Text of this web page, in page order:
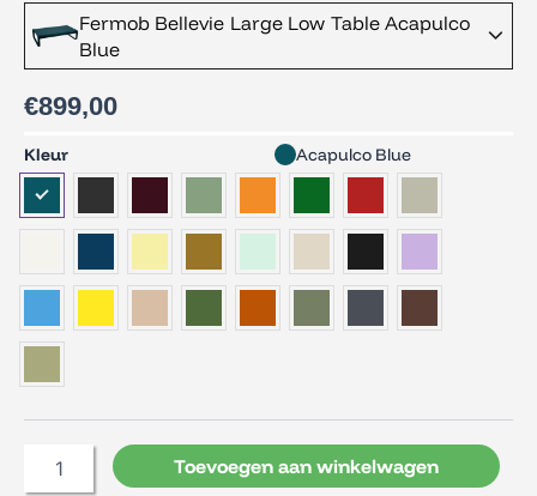
Fermob Bellevie Large Low Table Acapulco
Blue
€899,00
Kleur Acapulco Blue
Fermob
Bellevie
Large
aantal
Toevoegen aan winkelwagen